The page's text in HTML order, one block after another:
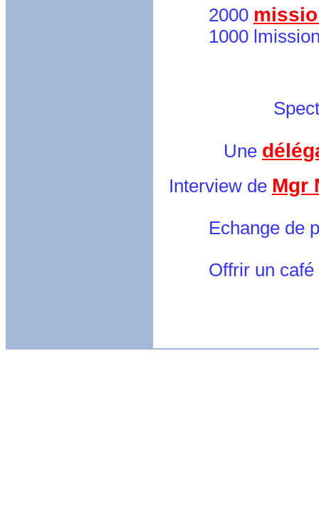
2000
1000
Spectacle de
Une
Interview de Mgr
Echange de
Offrir un café le